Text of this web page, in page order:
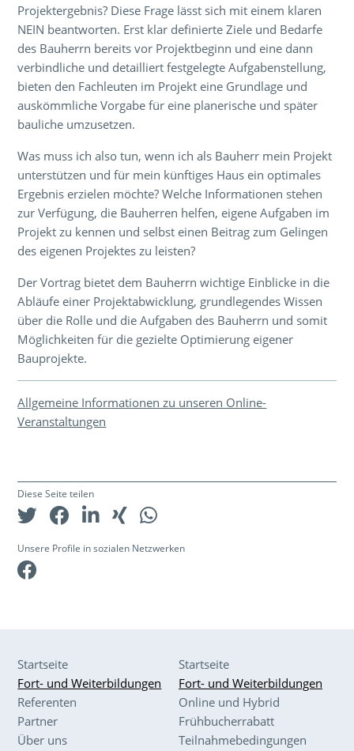
Projektergebnis? Diese Frage lässt sich mit einem klaren
NEIN beantworten. Erst klar definierte Ziele und Bedarfe
des Bauherrn bereits vor Projektbeginn und eine dann
verbindliche und detailliert festgelegte Aufgabenstellung,
bieten den Fachleuten im Projekt eine Grundlage und
auskömmliche Vorgabe für eine planerische und später
bauliche umzusetzen.
Was muss ich also tun, wenn ich als Bauherr mein Projekt
unterstützen und für mein künftiges Haus ein optimales
Ergebnis erzielen möchte? Welche Informationen stehen
zur Verfügung, die Bauherren helfen, eigene Aufgaben im
Projekt zu kennen und selbst einen Beitrag zum Gelingen
des eigenen Projektes zu leisten?
Der Vortrag bietet dem Bauherrn wichtige Einblicke in die
Abläufe einer Projektabwicklung, grundlegendes Wissen
über die Rolle und die Aufgaben des Bauherrn und somit
Möglichkeiten für die gezielte Optimierung eigener
Bauprojekte.
Allgemeine Informationen zu unseren Online-
Veranstaltungen
Diese Seite teilen
Unsere Profile in sozialen Netzwerken
Startseite
Fort- und Weiterbildungen
Referenten
Partner
Über uns
Startseite
Fort- und Weiterbildungen
Online und Hybrid
Frühbucherrabatt
Teilnahmebedingungen